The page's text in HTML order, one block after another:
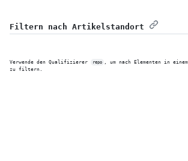
Filtern nach Artikelstandort
Verwende den Qualifizierer repo
, um nach Elementen in
zu filtern.